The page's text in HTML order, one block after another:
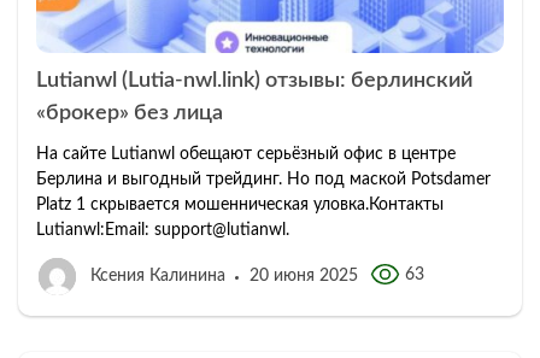
Lutianwl (Lutia-nwl.link) отзывы: берлинский
«брокер» без лица
На сайте Lutianwl обещают серьёзный офис в центре
Берлина и выгодный трейдинг. Но под маской Potsdamer
Platz 1 скрывается мошенническая уловка.Контакты
Lutianwl:Email: support@lutianwl.
Ксения Калинина 20 июня 2025 63